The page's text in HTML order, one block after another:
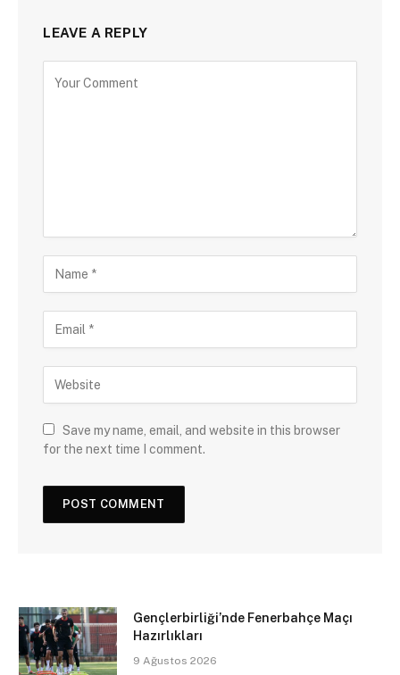
LEAVE A REPLY
Save my name, email, and website in this browser
for the next time I comment.
Gençlerbirliği’nde Fenerbahçe Maçı
Hazırlıkları
9 Ağustos 2026